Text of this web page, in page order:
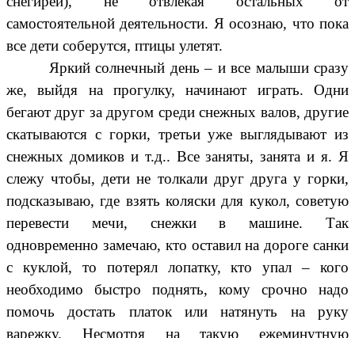
самостоятельной деятельности. Я осознаю, что пока
все дети соберутся, птицы улетят.
Яркий солнечный день – и все малыши сразу
же, выйдя на прогулку, начинают играть. Одни
бегают друг за другом среди снежных валов, другие
скатываются с горки, третьи уже выглядывают из
снежных домиков и т.д.. Все заняты, занята и я. Я
слежу чтобы, дети не толкали друг друга у горки,
подсказываю, где взять коляски для кукол, советую
перевести мечи, снежки в машине. Так
одновременно замечаю, кто оставил на дороге санки
с куклой, то потерял лопатку, кто упал – кого
необходимо быстро поднять, кому срочно надо
помочь достать платок или натянуть на руку
варежку. Несмотря на такую ежеминутную